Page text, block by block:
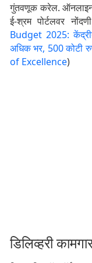
गुंतवणूक करेल. ऑनलाइन
ई-श्रम पोर्टलवर
Budget 2025:
अधिक भर, 500 कोटी
of Excellence)
डिलिव्हरी